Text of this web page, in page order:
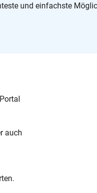
und einfachste
auch